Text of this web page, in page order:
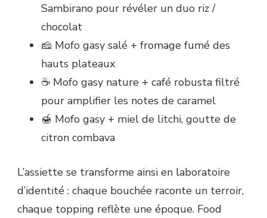
Sambirano pour révéler un duo riz /
chocolat
🧀 Mofo gasy salé + fromage fumé des
hauts plateaux
☕ Mofo gasy nature + café robusta filtré
pour amplifier les notes de caramel
🍯 Mofo gasy + miel de litchi, goutte de
citron combava
L’assiette se transforme ainsi en laboratoire
d’identité : chaque bouchée raconte un terroir,
chaque topping reflète une époque. Food